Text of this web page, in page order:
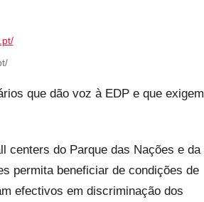
que dão voz à EDP e que exigem
centers do Parque das Nações e da
permita beneficiar de condições de
efectivos em discriminação dos